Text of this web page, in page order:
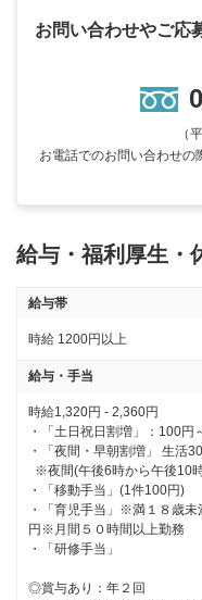
お問い合わせやご応
（
お電話でのお問い合わせの
給与・福利厚生・
給与帯
時給 1200円以上
給与・手当
時給1,320円 - 2,360円
・「土日祝日割増」：100
・「夜間・早朝割増」 生活
・「移動手当」(1件100円)
・「育児手当」※満１８歳
円※月間５０時間以上勤務
・「研修手当」
◎賞与あり：年２回